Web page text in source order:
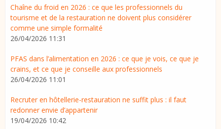
Chaîne du froid en 2026 : ce que les professionnels du
tourisme et de la restauration ne doivent plus considérer
comme une simple formalité
26/04/2026 11:31
PFAS dans l’alimentation en 2026 : ce que je vois, ce que je
crains, et ce que je conseille aux professionnels
26/04/2026 11:01
Recruter en hôtellerie-restauration ne suffit plus : il faut
redonner envie d’appartenir
19/04/2026 10:42